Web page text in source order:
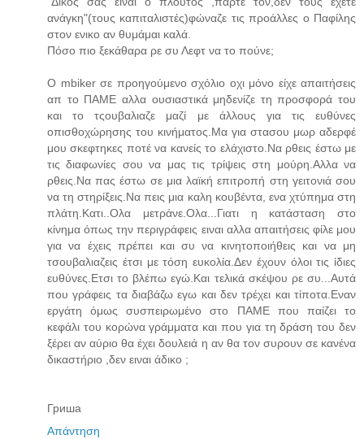
ανάγκη"(τους καπιταλιστές)φώναζε τις προάλλες ο Παφίλης
στον ενικο αν θυμάμαι καλά.
Πόσο πιο ξεκάθαρα ρε συ Λεφτ να το πούνε;
Ο mbiker σε προηγούμενο σχόλιο οχι μόνο είχε απαιτήσεις
απ το ΠΑΜΕ αλλα ουσιαστικά μηδενίζε τη προσφορά του
και το τςουβαλιαζε μαζί με άλλους για τις ευθύνες
οπισθοχώρησης του κινήματος.Μα για στασου μωρ αδερφέ
μου σκεφτηκες ποτέ να κανείς το ελάχιστο.Να ρθεις έστω με
τις διαφωνίες σου να μας τις τρίψεις στη μούρη.Αλλα να
ρθεις.Να πας έστω σε μια λαϊκή επιτροπή στη γειτονιά σου
να τη στηρίξεις.Να πεις μια καλη κουβέντα, ενα χτύπημα στη
πλάτη.Κατι..Ολα μετράνε.Ολα...Γιατι η κατάσταση στο
κίνημα όπως την περιγράφεις ειναι αλλα απαιτήσεις φίλε μου
για να έχεις πρέπει και συ να κινητοποιήθεις και να μη
τσουβαλιαζεις έτσι με τόση ευκολία.Δεν έχουν όλοι τις ίδιες
ευθύνες.Ετσι το βλέπω εγώ.Και τελικά σκέψου ρε συ...Αυτά
που γράφεις τα διαβάζω εγω και δεν τρέχει και τίποτα.Εναν
εργάτη όμως συσπειρωμένο στο ΠΑΜΕ που παίζει το
κεφάλι του κορώνα γράμματα και που για τη δράση του δεν
ξέρει αν αύριο θα έχει δουλειά η αν θα τον συρουν σε κανένα
δικαστήριο ,δεν ειναι άδικο ;
Гриша
Απάντηση